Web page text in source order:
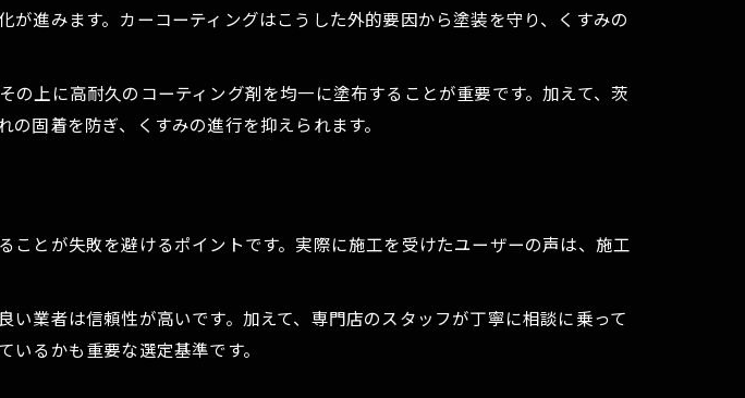
事例に注目
ティング施工実例
けた光沢維持の実力
ング業者の特徴
ィング業者の選び方
進みます。カーコーティングはこうした外的要因から塗装を守り、くすみの
上に高耐久のコーティング剤を均一に塗布することが重要です。加えて、茨
固着を防ぎ、くすみの進行を抑えられます。
とが失敗を避けるポイントです。実際に施工を受けたユーザーの声は、施工
業者は信頼性が高いです。加えて、専門店のスタッフが丁寧に相談に乗って
るかも重要な選定基準です。